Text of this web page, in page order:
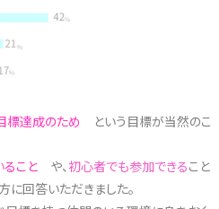
標達成のため
という目標が当然のこ
ること や、初心者でも参加できること
に回答いただきました。